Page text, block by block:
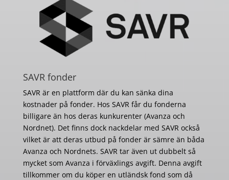
SAVR fonder
SAVR är en plattform där du kan sänka dina
kostnader på fonder. Hos SAVR får du fonderna
billigare än hos deras kunkurenter (Avanza och
Nordnet). Det finns dock nackdelar med SAVR också
vilket är att deras utbud på fonder är sämre än båda
Avanza och Nordnets. SAVR tar även ut dubbelt så
mycket som Avanza i förväxlings avgift. Denna avgift
tillkommer om du köper en utländsk fond som då